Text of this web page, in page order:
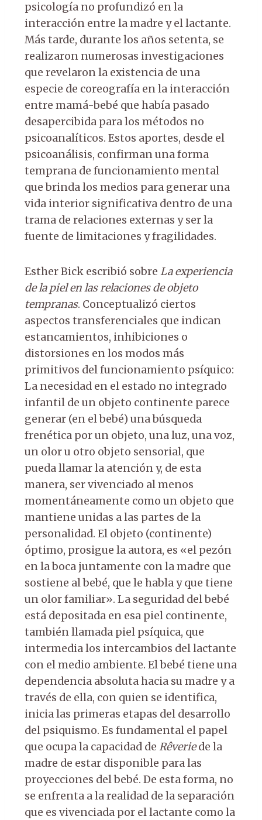
psicología no profundizó en la
interacción entre la madre y el lactante.
Más tarde, durante los años setenta, se
realizaron numerosas investigaciones
que revelaron la existencia de una
especie de coreografía en la interacción
entre mamá-bebé que había pasado
desapercibida para los métodos no
psicoanalíticos. Estos aportes, desde el
psicoanálisis, confirman una forma
temprana de funcionamiento mental
que brinda los medios para generar una
vida interior significativa dentro de una
trama de relaciones externas y ser la
fuente de limitaciones y fragilidades.
Esther Bick escribió sobre La experiencia
de la piel en las relaciones de objeto
tempranas. Conceptualizó ciertos
aspectos transferenciales que indican
estancamientos, inhibiciones o
distorsiones en los modos más
primitivos del funcionamiento psíquico:
La necesidad en el estado no integrado
infantil de un objeto continente parece
generar (en el bebé) una búsqueda
frenética por un objeto, una luz, una voz,
un olor u otro objeto sensorial, que
pueda llamar la atención y, de esta
manera, ser vivenciado al menos
momentáneamente como un objeto que
mantiene unidas a las partes de la
personalidad. El objeto (continente)
óptimo, prosigue la autora, es «el pezón
en la boca juntamente con la madre que
sostiene al bebé, que le habla y que tiene
un olor familiar». La seguridad del bebé
está depositada en esa piel continente,
también llamada piel psíquica, que
intermedia los intercambios del lactante
con el medio ambiente. El bebé tiene una
dependencia absoluta hacia su madre y a
través de ella, con quien se identifica,
inicia las primeras etapas del desarrollo
del psiquismo. Es fundamental el papel
que ocupa la capacidad de Rêveriede la
madre de estar disponible para las
proyecciones del bebé. De esta forma, no
se enfrenta a la realidad de la separación
que es vivenciada por el lactante como la